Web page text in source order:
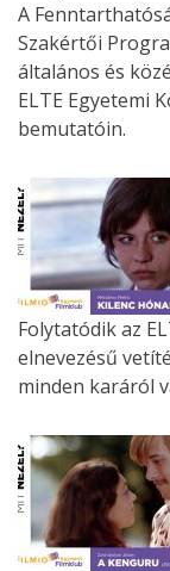
A
Szakértői
általános és
ELTE Egyetemi
bemutatóin.
Folytatódik az
elnevezésű
minden karáról